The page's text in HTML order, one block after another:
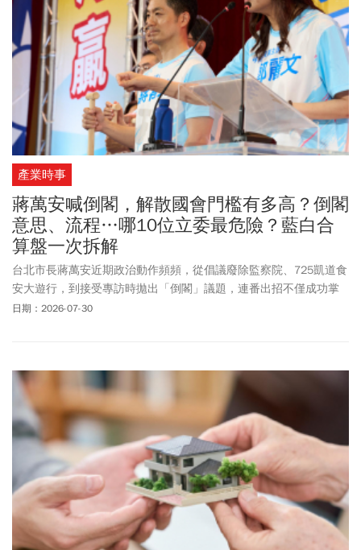
安概括同意使用其聲紋個資及電磁紀錄，有註明深偽即可合法使用
蔣萬安聲紋，並無涉犯個資法及刑法問題。
產業時事
蔣萬安喊倒閣，解散國會門檻有多高？倒閣
意思、流程…哪10位立委最危險？藍白合
算盤一次拆解
台北市長蔣萬安近期政治動作頻頻，從倡議廢除監察院、725凱道食
安大遊行，到接受專訪時拋出「倒閣」議題，連番出招不僅成功掌
控議題節奏，網路聲量更創下近期高峰。究竟蔣萬安為何選在此時
鍵程序、藍白合作籌碼與最新的政壇局勢演變。
日期：2026-07-30